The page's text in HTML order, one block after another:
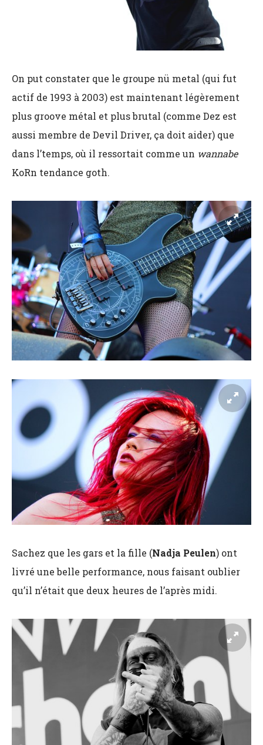
On put constater que le groupe nü metal (qui fut
actif de 1993 à 2003) est maintenant légèrement
plus groove métal et plus brutal (comme Dez est
aussi membre de Devil Driver, ça doit aider) que
dans l’temps, où il ressortait comme un wannabe
KoRn tendance goth.
Sachez que les gars et la fille (Nadja Peulen) ont
livré une belle performance, nous faisant oublier
qu’il n’était que deux heures de l’après midi.